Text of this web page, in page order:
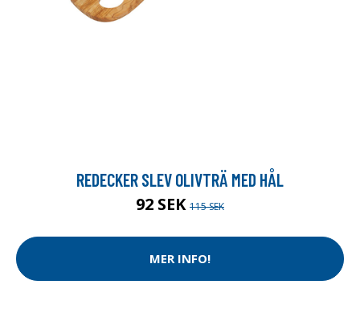
REDECKER SLEV OLIVTRÄ MED HÅL
92 SEK 115 SEK
MER INFO!